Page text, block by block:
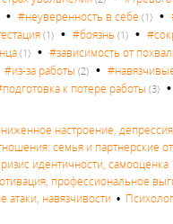
• #неуверенность в себе (1) •
(1) • #боязнь (1) •
(1) • #зависимость от
#из-за работы (2) •
к потере работы (3) •
настроение,
семья и партнерские
идентичности, самооценка
профессиональное
атаки, навязчивости •